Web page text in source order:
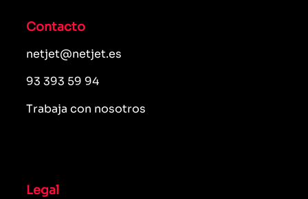
Contacto
netjet@netjet.es
93 393 59 94
Trabaja con nosotros
Legal